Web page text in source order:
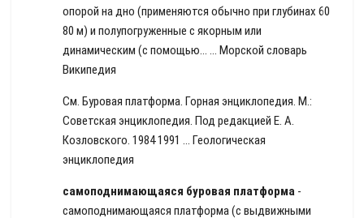
опорой на дно (применяются обычно при глубинах 60
80 м) и полупогруженные с якорным или
динамическим (с помощью… … Морской словарь
Википедия
См. Буровая платформа. Горная энциклопедия. М.:
Советская энциклопедия. Под редакцией Е. А.
Козловского. 1984 1991 … Геологическая
энциклопедия
самоподнимающаяся буровая платформа -
самоподнимающаяся платформа (с выдвижными